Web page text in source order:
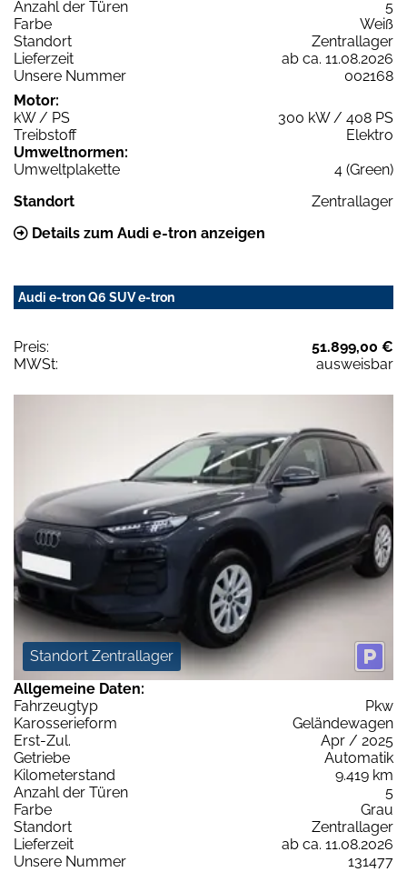
Anzahl der Türen
5
Farbe
Weiß
Standort
Zentrallager
Lieferzeit
ab ca. 11.08.2026
Unsere Nummer
002168
Motor:
kW / PS
300 kW / 408 PS
Treibstoff
Elektro
Umweltnormen:
Umweltplakette
4 (Green)
Standort
Zentrallager
Details zum Audi e-tron anzeigen
Audi e-tron Q6 SUV e-tron
Preis:
51.899,00 €
MWSt:
ausweisbar
Standort Zentrallager
Allgemeine Daten:
Fahrzeugtyp
Pkw
Karosserieform
Geländewagen
Erst-Zul.
Apr / 2025
Getriebe
Automatik
Kilometerstand
9.419 km
Anzahl der Türen
5
Farbe
Grau
Standort
Zentrallager
Lieferzeit
ab ca. 11.08.2026
Unsere Nummer
131477